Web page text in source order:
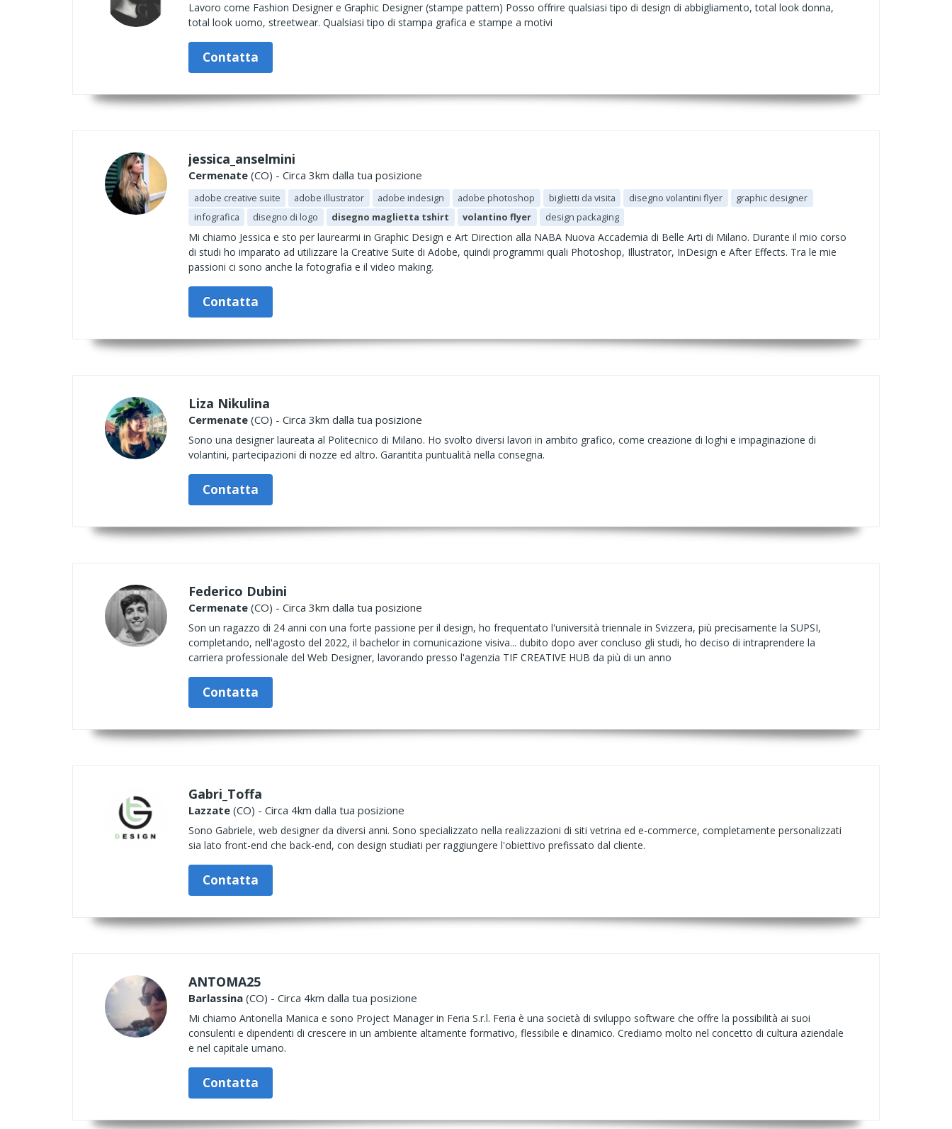
Lavoro come Fashion Designer e Graphic Designer (stampe pattern) Posso offrire qualsiasi tipo di design di abbigliamento, total look donna,
total look uomo, streetwear. Qualsiasi tipo di stampa grafica e stampe a motivi
Contatta
jessica_anselmini
Cermenate (CO) - Circa 3km dalla tua posizione
adobe creative suite adobe illustrator adobe indesign adobe photoshop biglietti da visita disegno volantini flyer
graphic designer
infografica
disegno di logo disegno maglietta tshirt volantino flyer design packaging
Mi chiamo Jessica e sto per laurearmi in Graphic Design e Art Direction alla NABA Nuova Accademia di Belle Arti di Milano. Durante il mio corso
di studi ho imparato ad utilizzare la Creative Suite di Adobe, quindi programmi quali Photoshop, Illustrator, InDesign e After Effects. Tra le mie
passioni ci sono anche la fotografia e il video making.
Contatta
Liza Nikulina
Cermenate (CO) - Circa 3km dalla tua posizione
Sono una designer laureata al Politecnico di Milano. Ho svolto diversi lavori in ambito grafico, come creazione di loghi e impaginazione di
volantini, partecipazioni di nozze ed altro. Garantita puntualità nella consegna.
Contatta
Federico Dubini
Cermenate (CO) - Circa 3km dalla tua posizione
Son un ragazzo di 24 anni con una forte passione per il design, ho frequentato l'università triennale in Svizzera, più precisamente la SUPSI,
completando, nell'agosto del 2022, il bachelor in comunicazione visiva... dubito dopo aver concluso gli studi, ho deciso di intraprendere la
carriera professionale del Web Designer, lavorando presso l'agenzia TIF CREATIVE HUB da più di un anno
Contatta
Gabri_Toffa
Lazzate (CO) - Circa 4km dalla tua posizione
Sono Gabriele, web designer da diversi anni. Sono specializzato nella realizzazioni di siti vetrina ed e-commerce, completamente personalizzati
sia lato front-end che back-end, con design studiati per raggiungere l'obiettivo prefissato dal cliente.
Contatta
ANTOMA25
Barlassina (CO) - Circa 4km dalla tua posizione
Mi chiamo Antonella Manica e sono Project Manager in Feria S.r.l. Feria è una società di sviluppo software che offre la possibilità ai suoi
consulenti e dipendenti di crescere in un ambiente altamente formativo, flessibile e dinamico. Crediamo molto nel concetto di cultura aziendale
e nel capitale umano.
Contatta